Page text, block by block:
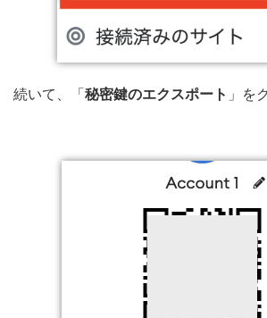
続いて、「秘密鍵のエクスポート 」を